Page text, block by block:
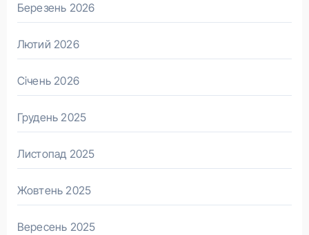
Березень 2026
Лютий 2026
Січень 2026
Грудень 2025
Листопад 2025
Жовтень 2025
Вересень 2025